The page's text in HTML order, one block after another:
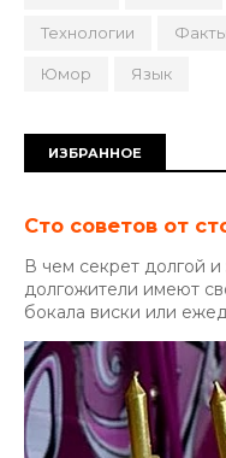
Технологии Факты
Юмор Язык
ИЗБРАННОЕ
Сто советов от
В чем секрет долгой
долгожители имеют
бокала виски или